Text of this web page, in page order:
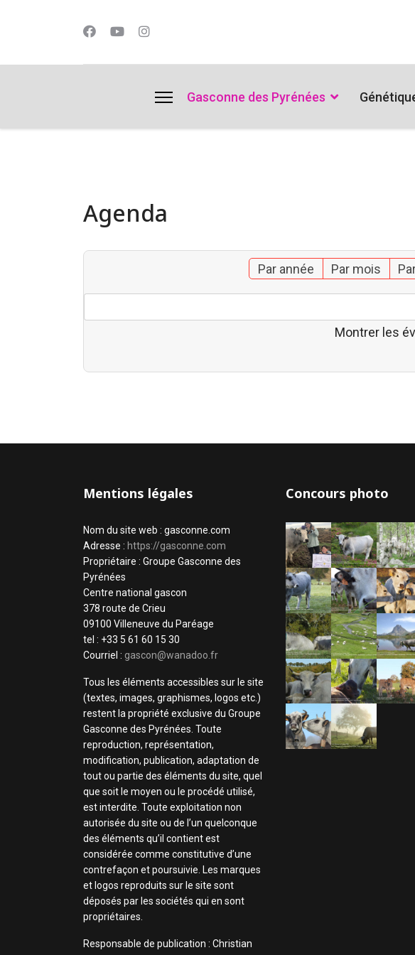
Gasconne des Pyrénées
Agenda
Par année Par mois
Montrer les
Mentions légales
Nom du site web : gasconne.com
Adresse : https://gasconne.com
Propriétaire : Groupe Gasconne des
Pyrénées
Centre national gascon
378 route de Crieu
09100 Villeneuve du Paréage
tel : +33 5 61 60 15 30
Courriel : gascon@wanadoo.fr
Tous les éléments accessibles sur le site
(textes, images, graphismes, logos etc.)
restent la propriété exclusive du Groupe
Gasconne des Pyrénées. Toute
reproduction, représentation,
modification, publication, adaptation de
tout ou partie des éléments du site, quel
que soit le moyen ou le procédé utilisé,
est interdite. Toute exploitation non
autorisée du site ou de l’un quelconque
des éléments qu’il contient est
considérée comme constitutive d’une
contrefaçon et poursuivie. Les marques
et logos reproduits sur le site sont
déposés par les sociétés qui en sont
propriétaires.
Responsable de publication : Christian
Concours photo